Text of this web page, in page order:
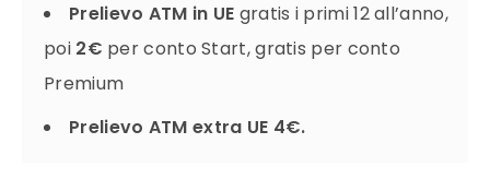
Prelievo ATM in UE gratis i primi 12 all’anno,
poi 2€ per conto Start, gratis per conto
Premium
Prelievo ATM extra UE 4€.